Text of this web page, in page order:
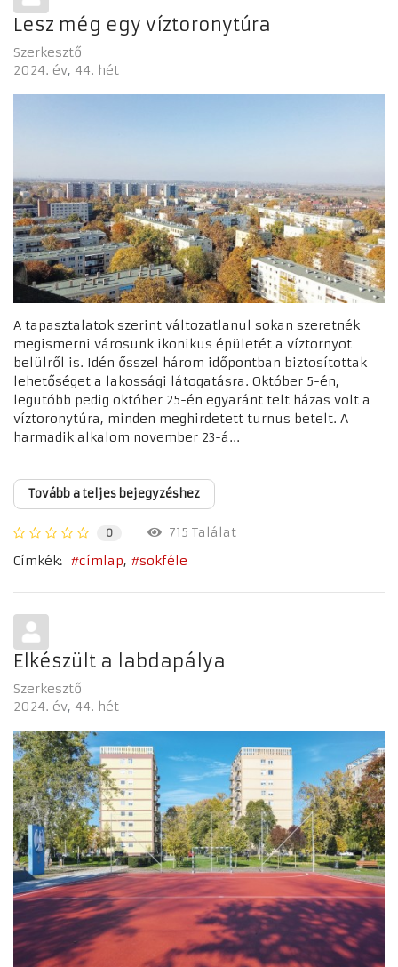
Lesz még egy víztoronytúra
Szerkesztő
2024. év 44. hét
A tapasztalatok szerint változatlanul sokan szeretnék
megismerni városunk ikonikus épületét a víztornyot
belülről is. Idén ősszel három időpontban biztosítottak
lehetőséget a lakossági látogatásra. Október 5-én,
legutóbb pedig október 25-én egyaránt telt házas volt a
víztoronytúra, minden meghirdetett turnus betelt. A
harmadik alkalom november 23-á...
Tovább a teljes bejegyzéshez
0
715 Találat
Címkék:
címlap sokféle
Elkészült a labdapálya
Szerkesztő
2024. év 44. hét